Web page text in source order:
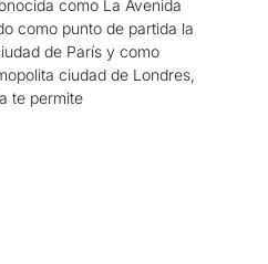
como La Avenida
como punto de partida la
de París y como
ciudad de Londres,
te permite